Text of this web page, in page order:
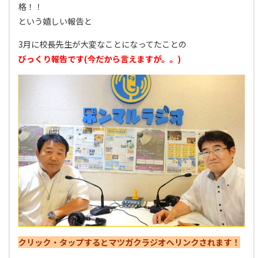
格！！
という嬉しい報告と
3月に校長先生が大変なことになってたことの
びっくり報告です(今だから言えますが。。)
クリック・タップするとマツガクラジオへリンクされます！